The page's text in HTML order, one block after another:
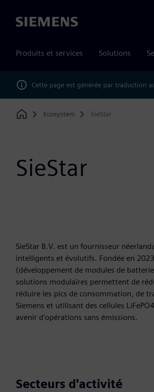
Siemens
Produits et services Solutions
Cette page est générée par traduction
Home
Ecosystem SieStar
SieStar
SieStar B.V. est un fournisseur
intelligents et évolutifs. Fondée en
(développement de modules de
solutions modulaires permettent de
réduire les pics de consommation, de
Siemens et utilisant des cellules
avenir d'opérations sans émissions.
Secteurs d'activité